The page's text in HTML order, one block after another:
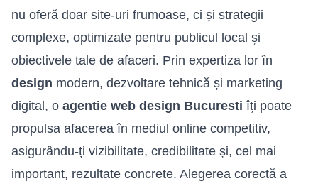
nu oferă doar site-uri frumoase, ci și strategii
complexe, optimizate pentru publicul local și
obiectivele tale de afaceri. Prin expertiza lor în
design modern, dezvoltare tehnică și marketing
digital, o agentie web design Bucuresti îți poate
propulsa afacerea în mediul online competitiv,
asigurându-ți vizibilitate, credibilitate și, cel mai
important, rezultate concrete. Alegerea corectă a